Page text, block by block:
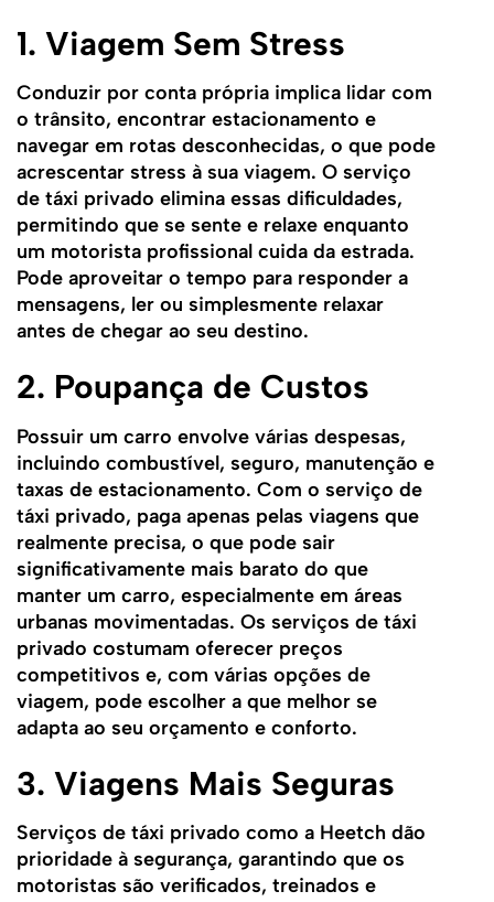
1. Viagem Sem Stress
Conduzir por conta própria implica lidar com
o trânsito, encontrar estacionamento e
navegar em rotas desconhecidas, o que pode
acrescentar stress à sua viagem. O serviço
de táxi privado elimina essas dificuldades,
permitindo que se sente e relaxe enquanto
um motorista profissional cuida da estrada.
Pode aproveitar o tempo para responder a
mensagens, ler ou simplesmente relaxar
antes de chegar ao seu destino.
2. Poupança de Custos
Possuir um carro envolve várias despesas,
incluindo combustível, seguro, manutenção e
taxas de estacionamento. Com o serviço de
táxi privado, paga apenas pelas viagens que
realmente precisa, o que pode sair
significativamente mais barato do que
manter um carro, especialmente em áreas
urbanas movimentadas. Os serviços de táxi
privado costumam oferecer preços
competitivos e, com várias opções de
viagem, pode escolher a que melhor se
adapta ao seu orçamento e conforto.
3. Viagens Mais Seguras
Serviços de táxi privado como a Heetch dão
prioridade à segurança, garantindo que os
motoristas são verificados, treinados e